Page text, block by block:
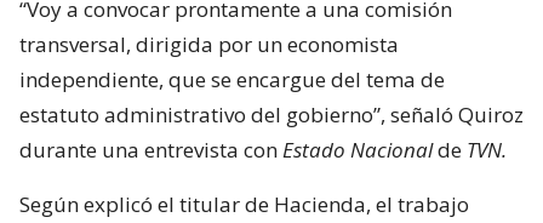
“Voy a convocar prontamente a una comisión
transversal, dirigida por un economista
independiente, que se encargue del tema de
estatuto administrativo del gobierno”, señaló Quiroz
durante una entrevista con Estado Nacionalde TVN.
Según explicó el titular de Hacienda, el trabajo